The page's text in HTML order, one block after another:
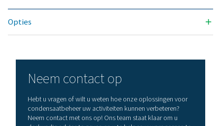
Model Max.
capaciteit –
mild
klimaat (m3
/u) 1